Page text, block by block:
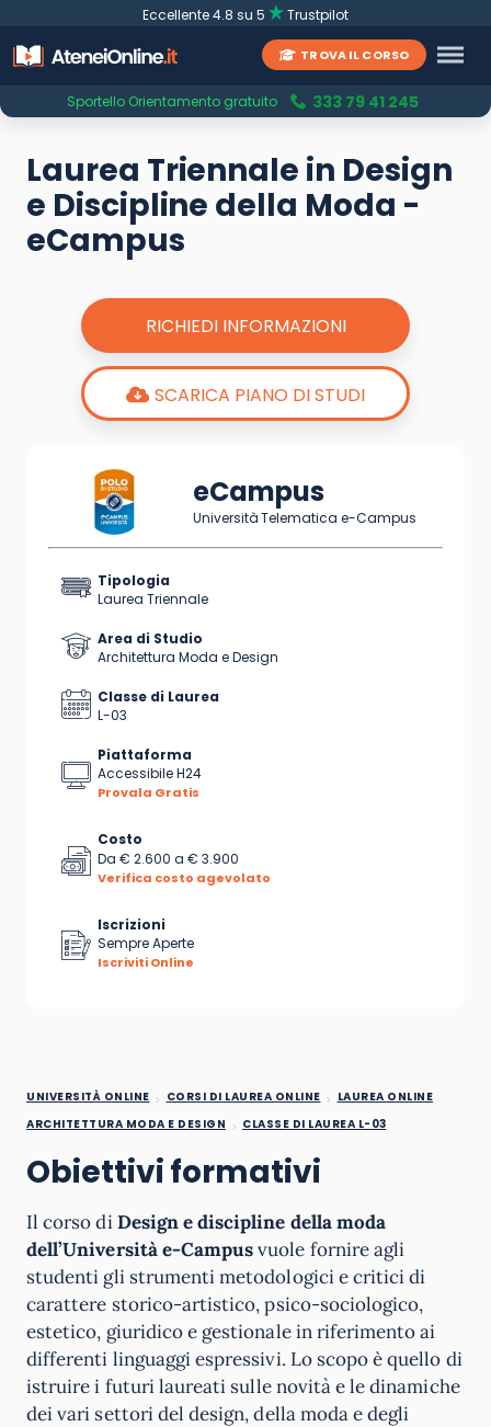
Eccellente 4.8 su 5 Trustpilot
TROVA IL CORSO
Sportello Orientamento gratuito 333 79 41 245
Laurea Triennale in Design
e Discipline della Moda -
eCampus
RICHIEDI INFORMAZIONI
SCARICA PIANO DI STUDI
eCampus
Università Telematica e-Campus
Tipologia
Laurea Triennale
Area di Studio
Architettura Moda e Design
Classe di Laurea
L-03
Piattaforma
Accessibile H24
Provala Gratis
Costo
Da € 2.600 a € 3.900
Verifica costo agevolato
Iscrizioni
Sempre Aperte
Iscriviti Online
UNIVERSITÀ ONLINE CORSI DI LAUREA ONLINE
LAUREA ONLINE
ARCHITETTURA MODA E DESIGN
CLASSE DI LAUREA L-03
Obiettivi formativi
Il corso diDesign e discipline della moda
dell’Università e-Campusvuole fornire agli
studenti gli strumenti metodologici e critici di
carattere storico-artistico, psico-sociologico,
estetico, giuridico e gestionale in riferimento ai
differenti linguaggi espressivi. Lo scopo è quello di
istruire i futuri laureati sulle novità e le dinamiche
dei vari settori del design, della moda e degli